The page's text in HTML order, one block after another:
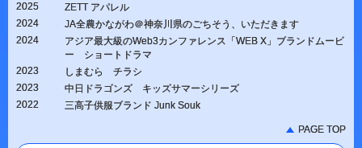
2025
ZETT アパレル
2024
JA全農かながわ＠神奈川県のごちそう、いただきます
2024
アジア最大級のWeb3カンファレンス「WEB X」ブランドムービ
ー ショートドラマ
2023
しまむら チラシ
2023
中日ドラゴンズ キッズサマーシリーズ
2022
三高子供服ブランド Junk Souk
PAGE TOP